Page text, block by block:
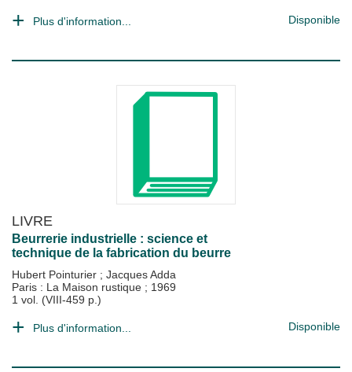
Plus d'information... Disponible
LIVRE
Beurrerie industrielle : science et
technique de la fabrication du beurre
Hubert Pointurier ; Jacques Adda
Paris : La Maison rustique ; 1969
1 vol. (VIII-459 p.)
Plus d'information... Disponible